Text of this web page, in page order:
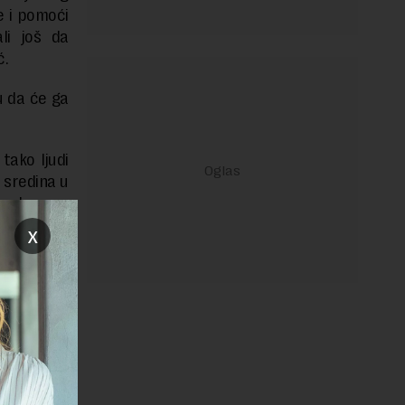
i pomoći
još da
da će ga
ljudi
u
sve više
jer
x